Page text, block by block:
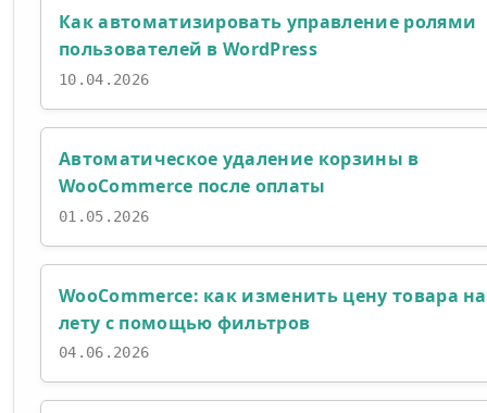
Как автоматизировать управление ролями
пользователей в WordPress
10.04.2026
Автоматическое удаление корзины в
WooCommerce после оплаты
01.05.2026
WooCommerce: как изменить цену товара на
лету с помощью фильтров
04.06.2026